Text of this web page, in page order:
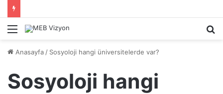
Menü
Anasayfa / Sosyoloji hangi üniversitelerde var?
Sosyoloji hangi